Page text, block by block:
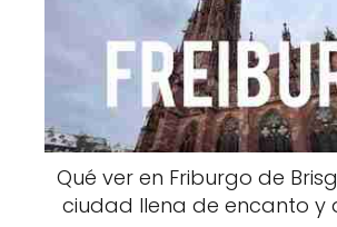
Qué ver en Friburgo de
ciudad llena de encanto y